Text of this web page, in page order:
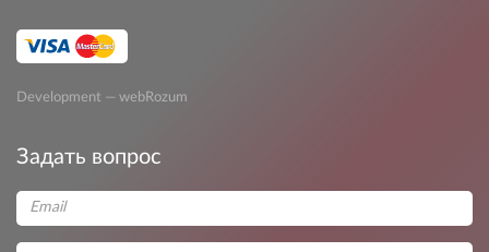
Development — webRozum
Задать вопрос